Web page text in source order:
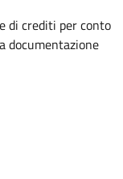
di crediti per conto
documentazione